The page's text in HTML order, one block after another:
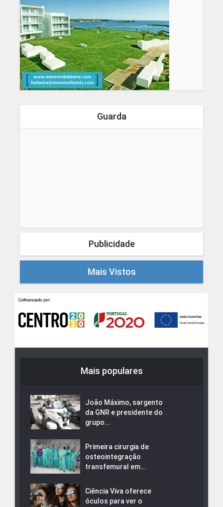
Guarda
Publicidade
Mais Vistos
Mais populares
João Máximo, sargento
da GNR e presidente do
grupo...
Primeira cirurgia de
osteointegração
transfemural em...
Ciência Viva oferece
óculos para ver o